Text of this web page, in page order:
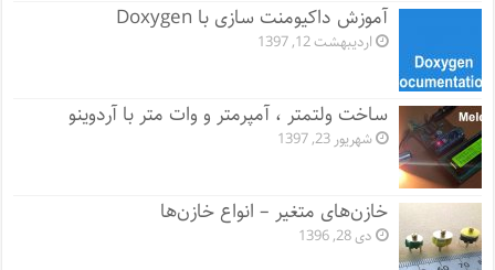
آموزش داکیومنت سازی با Doxygen
اردیبهشت 12, 1397
ساخت ولتمتر ، آمپرمتر و وات متر با آردوینو
شهریور 23, 1397
خازن‌های متغیر – انواع خازن‌ها
دی 28, 1396